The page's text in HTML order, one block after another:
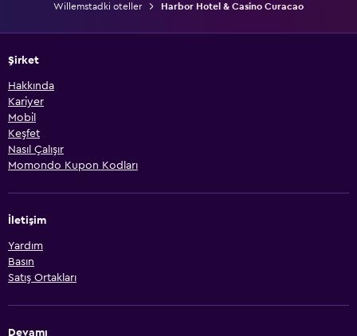
Willemstadki oteller
Harbor Hotel & Casino Curacao
Şirket
Hakkında
Kariyer
Mobil
Keşfet
Nasıl Çalışır
Momondo Kupon Kodları
İletişim
Yardım
Basın
Satış Ortakları
Devamı